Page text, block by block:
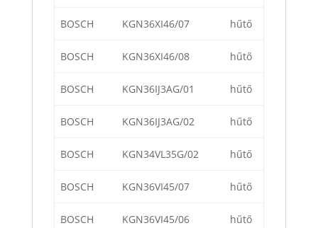
BOSCH KGN36XI46/07 hűtő
BOSCH KGN36XI46/08 hűtő
BOSCH KGN36IJ3AG/01 hűtő
BOSCH KGN36IJ3AG/02 hűtő
BOSCH KGN34VL35G/02 hűtő
BOSCH KGN36VI45/07 hűtő
BOSCH KGN36VI45/06 hűtő